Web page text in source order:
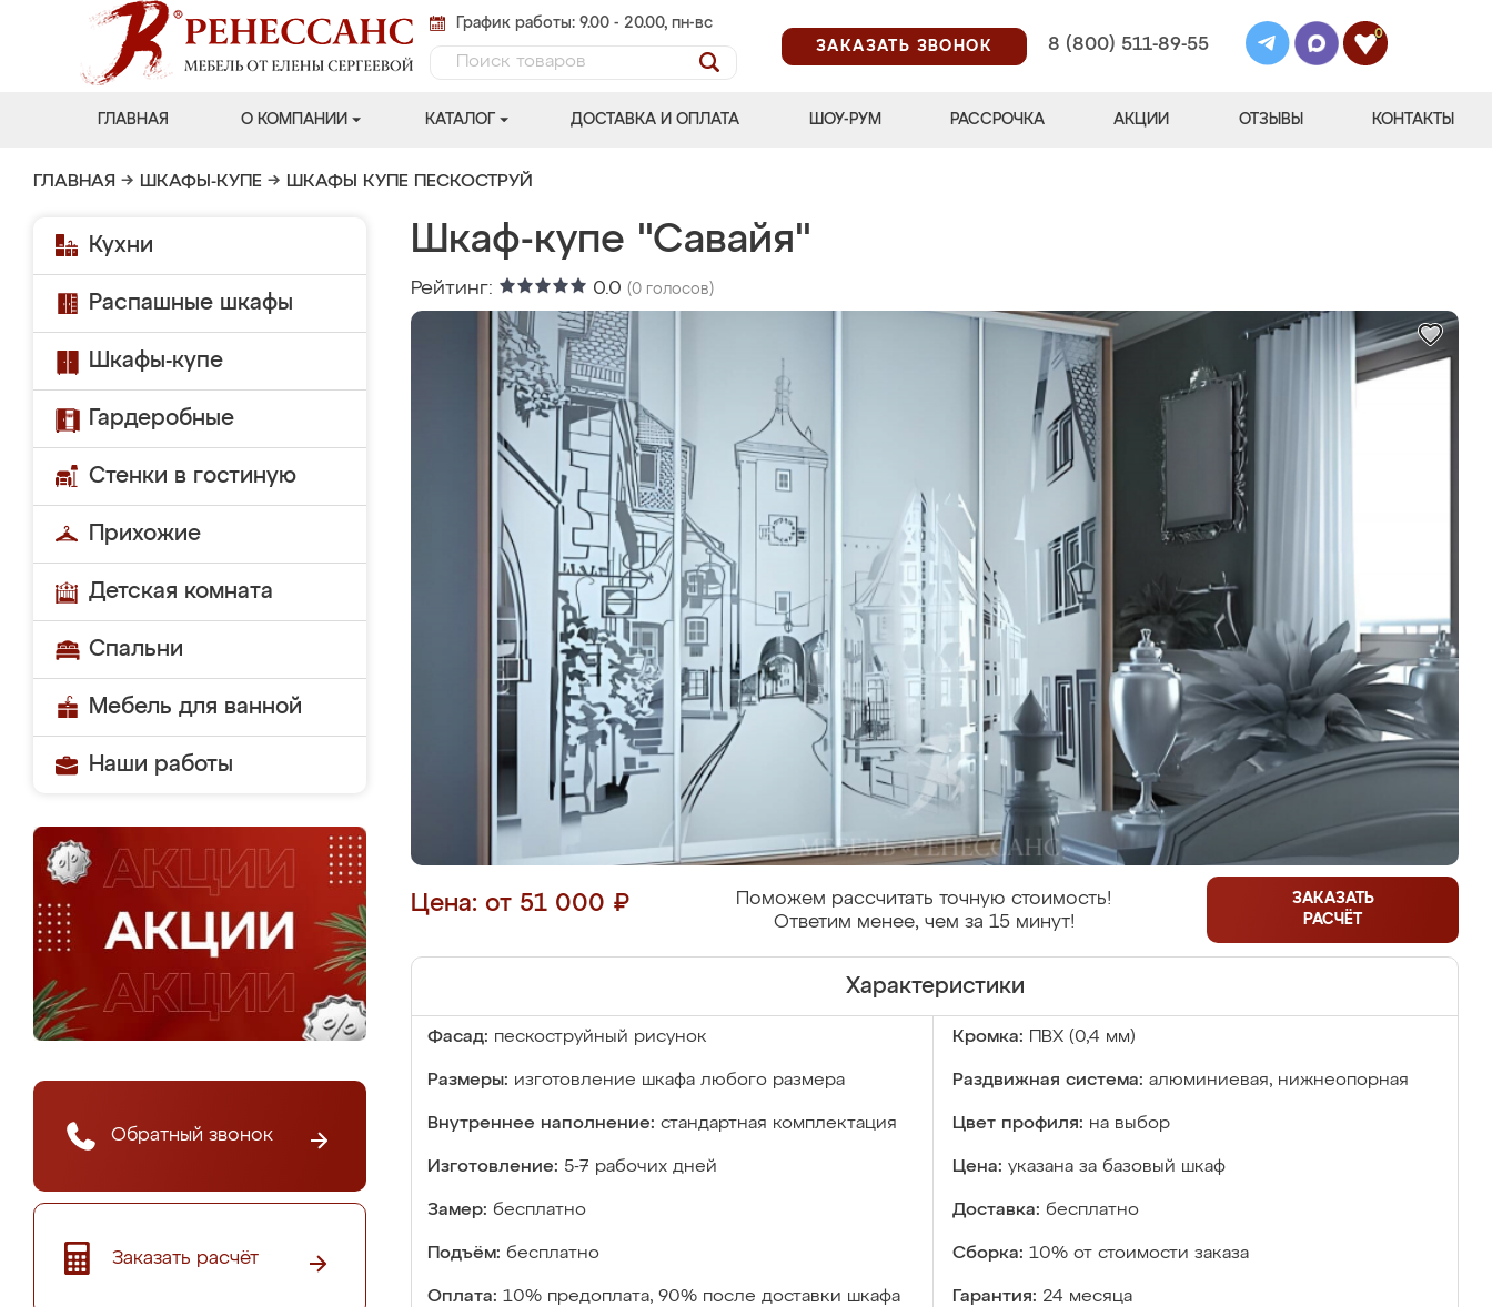
График работы: 9.00 - 20.00, пн-вс
ЗАКАЗАТЬ ЗВОНОК
8 (800) 511-89-55
0
ГЛАВНАЯ О КОМПАНИИ КАТАЛОГ ДОСТАВКА И ОПЛАТА ШОУ-РУМ РАССРОЧКА АКЦИИ ОТЗЫВЫ КОНТАКТЫ
ГЛАВНАЯ → ШКАФЫ-КУПЕ → ШКАФЫ КУПЕ ПЕСКОСТРУЙ
Кухни
Распашные шкафы
Шкафы-купе
Гардеробные
Стенки в гостиную
Прихожие
Детская комната
Спальни
Мебель для ванной
Наши работы
Обратный звонок
Заказать расчёт
Шкаф-купе "Савайя"
Рейтинг: 0.0 (0 голосов)
Цена: от 51 000 ₽
Поможем рассчитать точную стоимость!
Ответим менее, чем за 15 минут!
ЗАКАЗАТЬ
РАСЧЁТ
Характеристики
Фасад: пескоструйный рисунок Кромка: ПВХ (0,4 мм)
Размеры: изготовление шкафа любого размера Раздвижная система: алюминиевая, нижнеопорная
Внутреннее наполнение: стандартная комплектация Цвет профиля: на выбор
Изготовление: 5-7 рабочих дней Цена: указана за базовый шкаф
Замер: бесплатно Доставка: бесплатно
Подъём: бесплатно Сборка: 10% от стоимости заказа
Оплата: 10% предоплата, 90% после доставки шкафа Гарантия: 24 месяца